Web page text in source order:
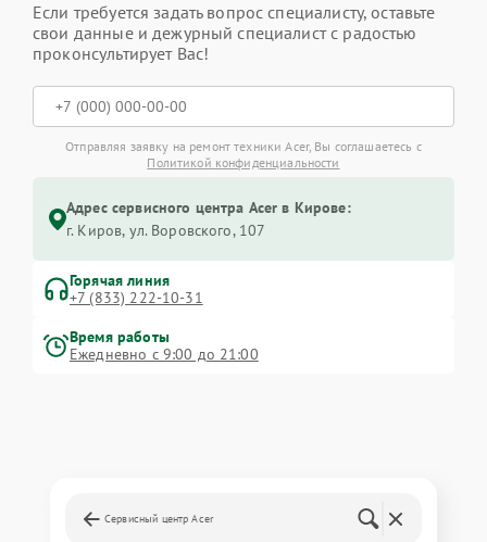
Если требуется задать вопрос специалисту, оставьте
свои данные и дежурный специалист с радостью
проконсультирует Вас!
Отправляя заявку на ремонт техники Acer, Вы соглашаетесь с
Политикой конфиденциальности
Адрес сервисного центра Acer в Кирове:
г. Киров, ул. Воровского, 107
Горячая линия
+7 (833) 222-10-31
Время работы
Ежедневно с 9:00 до 21:00
Сервисный центр Acer